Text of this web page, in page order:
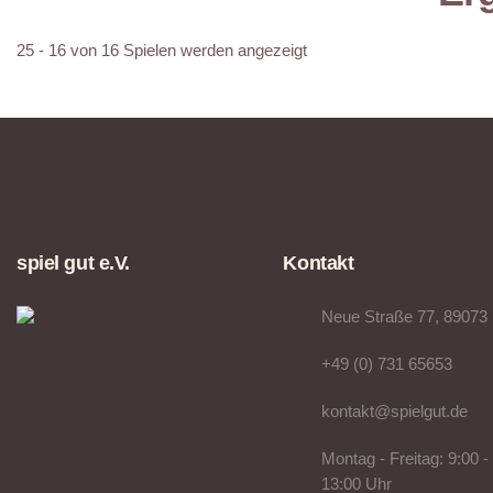
25 - 16 von 16 Spielen werden angezeigt
spiel gut e.V. Kontakt
Neue Straße 77, 89073
+49 (0) 731 65653
kontakt@spielgut.de
Montag - Freitag: 9:00 -
13:00 Uhr